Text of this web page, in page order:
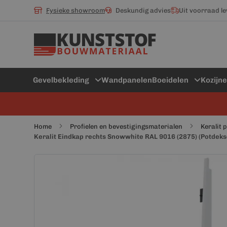
Fysieke showroom Deskundig advies Uit voorraad
Gevelbekleding WandpanelenBoeidelen
Home Profielen en bevestigingsmaterialen Keralit
Keralit Eindkap rechts Snowwhite RAL 9016 (2875)